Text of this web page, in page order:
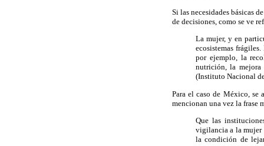
Si las necesidades básicas
de decisiones, como se ve
La mujer, y en
ecosistemas
por ejemplo, la
nutrición, la mejora
(Instituto Nacional
Para el caso de México,
mencionan una vez la frase
Que las
vigilancia a la mujer
la condición de